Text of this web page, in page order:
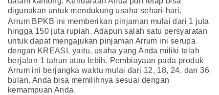
digunakan untuk mendukung usaha sehari-hari.
Arrum BPKB ini memberikan pinjaman mulai dari 1 juta
hingga 150 juta rupiah. Adapun salah satu persyaratan
untuk dapat mengajukan pinjaman Arrum ini serupa
dengan KREASI, yaitu, usaha yang Anda miliki telah
berjalan 1 tahun atau lebih. Pembiayaan pada produk
Arrum ini berjangka waktu mulai dari 12, 18, 24, dan 36
bulan. Anda bisa memilihnya sesuai dengan
kemampuan Anda.